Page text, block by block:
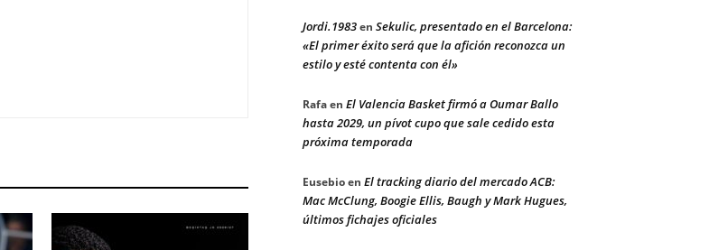
Jordi.1983en Sekulic, presentado en el Barcelona:
«El primer éxito será que la afición reconozca un
estilo y esté contenta con él»
Rafaen El Valencia Basket firmó a Oumar Ballo
hasta 2029, un pívot cupo que sale cedido esta
próxima temporada
Eusebioen El tracking diario del mercado ACB:
Mac McClung, Boogie Ellis, Baugh y Mark Hugues,
últimos fichajes oficiales